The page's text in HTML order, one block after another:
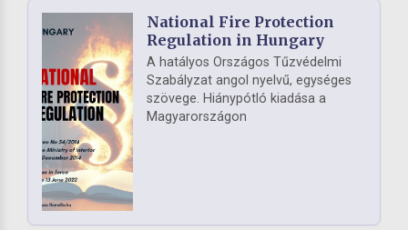
National Fire Protection
Regulation in Hungary
A hatályos Országos Tűzvédelmi
Szabályzat angol nyelvű, egységes
szövege. Hiánypótló kiadása a
Magyarországon